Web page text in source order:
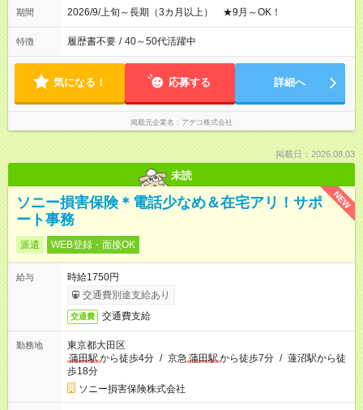
期間 2026/9/上旬～長期（3カ月以上） ★9月～OK！
特徴 履歴書不要 / 40～50代活躍中
気になる！ 応募する 詳細へ
掲載元企業名 アデコ株式会社
掲載日：2026.08.03
未読
NEW
ソニー損害保険＊電話少なめ＆在宅アリ！サポ
ート事務
派遣 WEB登録・面接OK
給与
時給1750円
交通費別途支給あり
交通費 交通費支給
勤務地
東京都大田区
蒲田駅から徒歩4分 / 京急 蒲田駅から徒歩7分 / 蓮沼駅から徒
歩18分
ソニー損害保険株式会社